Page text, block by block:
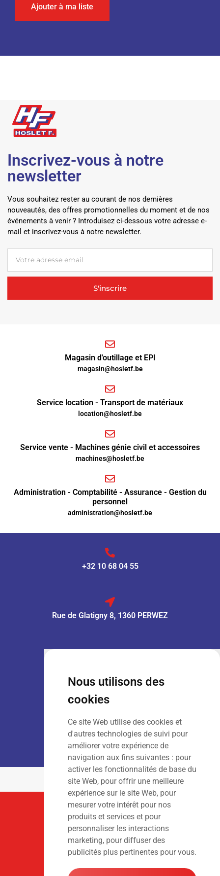
Nous utilisons des
cookies
Ce site Web utilise des cookies et
d'autres technologies de suivi pour
améliorer votre expérience de
navigation aux fins suivantes : pour
activer les fonctionnalités de base du
site Web, pour offrir une meilleure
expérience sur le site Web, pour
mesurer votre intérêt pour nos
produits et services et pour
personnaliser les interactions
marketing, pour diffuser des
publicités plus pertinentes pour vous.
Ajouter à ma liste
Inscrivez-vous à notre
newsletter
Vous souhaitez rester au courant de nos dernières
nouveautés, des offres promotionnelles du moment et de nos
événements à venir ? Introduisez ci-dessous votre adresse e-
mail et inscrivez-vous à notre newsletter.
S'inscrire
Magasin d'outillage et EPI
magasin@hosletf.be
Service location - Transport de matériaux
location@hosletf.be
Service vente - Machines génie civil et accessoires
machines@hosletf.be
Administration - Comptabilité - Assurance - Gestion du
personnel
administration@hosletf.be
+32 10 68 04 55
Rue de Glatigny 8, 1360 PERWEZ
: 9h00 – 13h00
Dim: Fermé
LOCATION :
Lun – Ven: 7h00 – 18h00
Sam – Dim
: Fermé
Suivez-Nous